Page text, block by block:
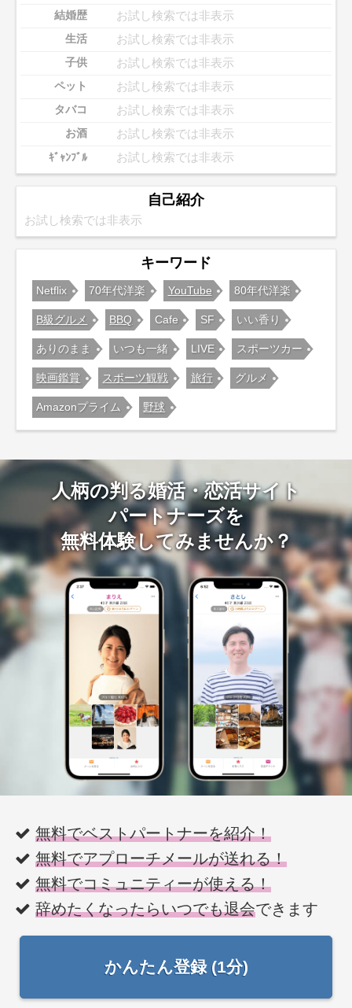
結婚歴 お試し検索では非表示
生活 お試し検索では非表示
子供 お試し検索では非表示
ペット お試し検索では非表示
タバコ お試し検索では非表示
お酒 お試し検索では非表示
ｷﾞｬﾝﾌﾞﾙ お試し検索では非表示
自己紹介
お試し検索では非表示
キーワード
Netflix 70年代洋楽 YouTube 80年代洋楽
B級グルメ BBQ Cafe SF いい香り
ありのまま いつも一緒 LIVE スポーツカー
映画鑑賞 スポーツ観戦 旅行 グルメ
Amazonプライム 野球
人柄の判る婚活・恋活サイト
パートナーズを
無料体験してみませんか？
無料でベストパートナーを紹介！
無料でアプローチメールが送れる！
無料でコミュニティーが使える！
辞めたくなったらいつでも退会できます
かんたん登録 (1分)